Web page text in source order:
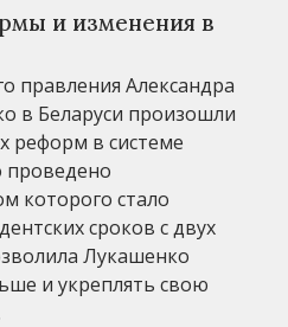
и изменения в
правления Александра
в Беларуси произошли
реформ в системе
проведено
которого стало
сроков с двух
Лукашенко
и укреплять свою